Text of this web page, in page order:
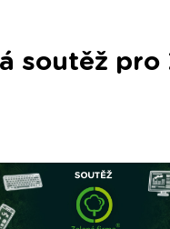
soutěž pro